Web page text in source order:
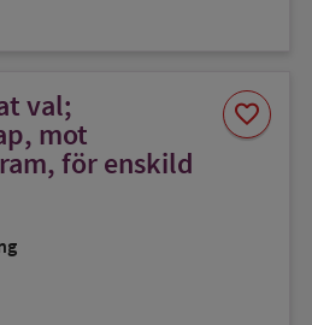
val;
mot
för enskild
favorite
Spara
som